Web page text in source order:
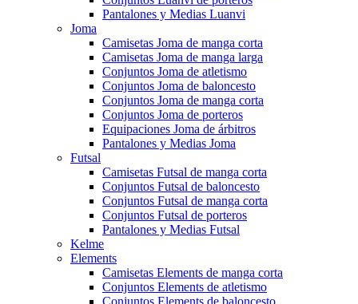
Pantalones y Medias Luanvi
Joma
Camisetas Joma de manga corta
Camisetas Joma de manga larga
Conjuntos Joma de atletismo
Conjuntos Joma de baloncesto
Conjuntos Joma de manga corta
Conjuntos Joma de porteros
Equipaciones Joma de árbitros
Pantalones y Medias Joma
Futsal
Camisetas Futsal de manga corta
Conjuntos Futsal de baloncesto
Conjuntos Futsal de manga corta
Conjuntos Futsal de porteros
Pantalones y Medias Futsal
Kelme
Elements
Camisetas Elements de manga corta
Conjuntos Elements de atletismo
Conjuntos Elements de baloncesto